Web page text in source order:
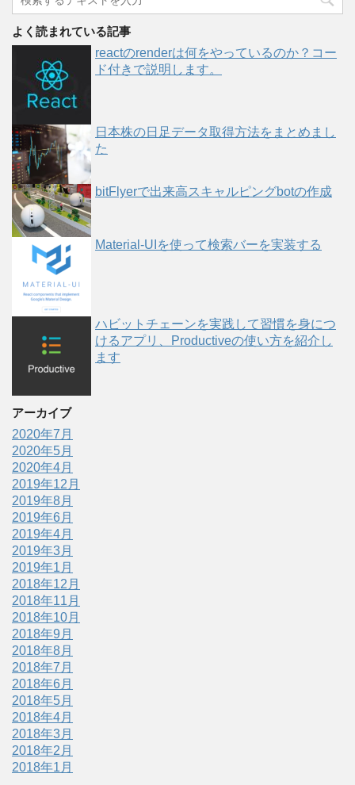
よく読まれている記事
reactのrenderは何をやっているのか？コー
ド付きで説明します。
日本株の日足データ取得方法をまとめまし
た
bitFlyerで出来高スキャルピングbotの作成
Material-UIを使って検索バーを実装する
ハビットチェーンを実践して習慣を身につ
けるアプリ、Productiveの使い方を紹介し
ます
アーカイブ
2020年7月
2020年5月
2020年4月
2019年12月
2019年8月
2019年6月
2019年4月
2019年3月
2019年1月
2018年12月
2018年11月
2018年10月
2018年9月
2018年8月
2018年7月
2018年6月
2018年5月
2018年4月
2018年3月
2018年2月
2018年1月